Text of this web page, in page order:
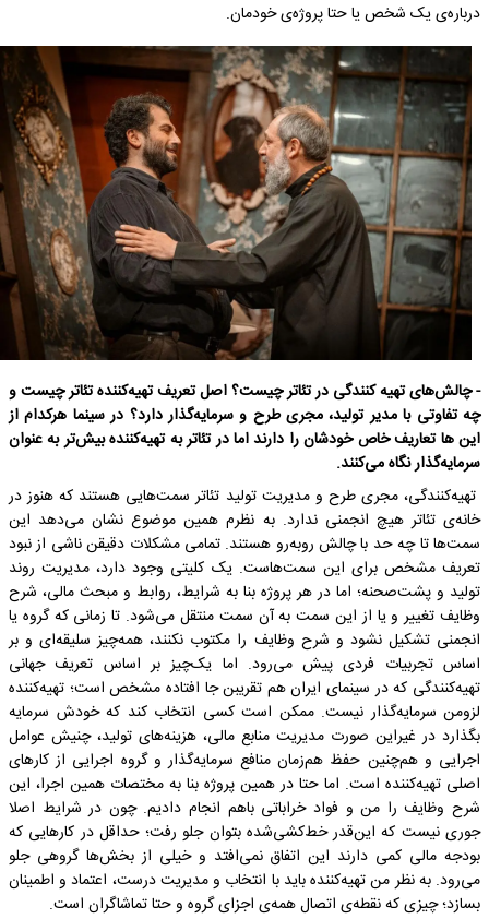
درباره‌ی یک شخص یا حتا پروژه‌ی خودمان.
- چالش‌های تهیه کنندگی در تئاتر چیست؟ اصل تعریف تهیه‌کننده تئاتر چیست و
چه تفاوتی با مدیر تولید، مجری طرح و سرمایه‌گذار دارد؟ در سینما هرکدام از
این ها تعاریف خاص خودشان را دارند اما در تئاتر به تهیه‌کننده بیش‌تر به عنوان
سرمایه‌گذار نگاه می‌کنند.
تهیه‌کنند‌گی، مجری طرح و‌ مدیریت تولید تئاتر سمت‌هایی هستند که هنوز در
خانه‌ی تئاتر هیچ انجمنی ندارد. به نظرم همین موضوع نشان می‌دهد این
سمت‌ها تا چه حد با چالش روبه‌رو‌ هستند. تمامی مشکلات دقیقن ناشی از نبود
تعریف مشخص برای این سمت‌هاست. یک کلیتی وجود دارد، مدیریت روند
تولید و پشت‌صحنه؛ اما در هر پروژه بنا به شرایط، روابط و مبحث مالی، شرح
وظایف تغییر و یا از این سمت به آن سمت منتقل می‌شود. تا زمانی که گروه یا
انجمنی تشکیل نشود و شرح وظایف را مکتوب نکنند، همه‌چیز سلیقه‌ای و بر
اساس تجربیات فردی پیش می‌رود. اما یک‌چیز بر اساس تعریف جهانی
تهیه‌کنندگی که در سینمای ایران هم تقریبن جا افتاده مشخص است؛ تهیه‌کننده
لزومن سرمایه‌گذار نیست. ممکن است کسی انتخاب کند که خودش سرمایه
بگذارد در غیراین صورت مدیریت منابع مالی، هزینه‌های تولید، چنیش عوامل
اجرایی و هم‌چنین حفظ هم‌زمان منافع سرمایه‌گذار و گروه اجرایی از کارهای
اصلی تهیه‌کننده است. اما حتا در همین پروژه بنا به مختصات همین اجرا، این
شرح وظایف را من و فواد خراباتی باهم انجام دادیم. چون در شرایط اصلا
جوری نیست که این‌قدر خط‌کشی‌شده بتوان جلو رفت؛ حداقل در کارهایی که
بودجه مالی کمی دارند این اتفاق نمی‌افتد و خیلی از بخش‌ها گروهی جلو‌
می‌رود. به نظر من تهیه‌کننده باید با انتخاب و مدیریت درست، اعتماد و اطمینان
بسازد؛ چیزی که نقطه‌ی اتصال همه‌ی اجزای گروه و حتا تماشاگران است.